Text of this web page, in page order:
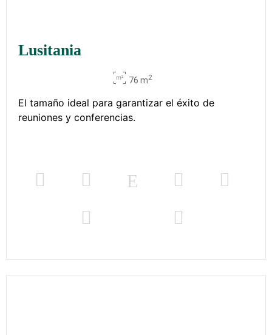
Lusitania
76 m2
El tamaño ideal para garantizar el éxito de
reuniones y conferencias.